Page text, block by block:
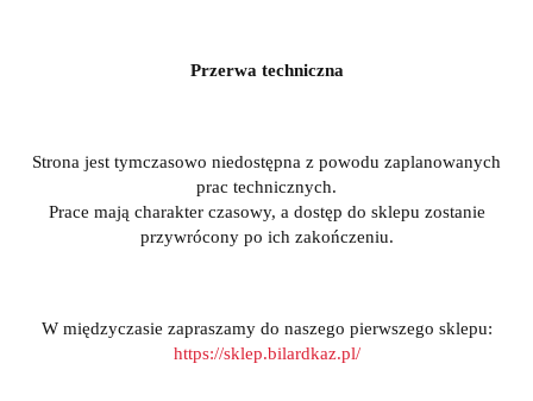
Przerwa techniczna
Strona jest tymczasowo niedostępna z powodu zaplanowanych
prac technicznych.
Prace mają charakter czasowy, a dostęp do sklepu zostanie
przywrócony po ich zakończeniu.
W międzyczasie zapraszamy do naszego pierwszego sklepu:
https://sklep.bilardkaz.pl/